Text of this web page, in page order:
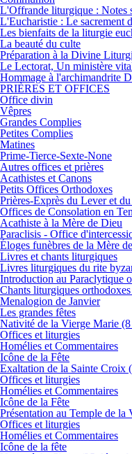
L'Offrande liturgique : Notes
L'Eucharistie : Le sacrement
Les bienfaits de la liturgie
La beauté du culte
Préparation à la Divine
Le Lectorat, Un ministère
Hommage à l'archimandrite
PRIÈRES ET OFFICES
Office divin
Vêpres
Grandes Complies
Petites Complies
Matines
Prime-Tierce-Sexte-None
Autres offices et prières
Acathistes et Canons
Petits Offices Orthodoxes
Prières-Exprès du Lever et
Offices de Consolation en
Acathiste à la Mère de Dieu
Paraclisis - Office
Éloges funèbres de la Mère
Livres et chants liturgiques
Livres liturgiques du rite
Introduction au Paraclytique
Chants liturgiques
Menalogion de Janvier
Les grandes fêtes
Nativité de la Vierge Marie (8
Offices et liturgies
Homélies et Commentaires
Icône de la Fête
Exaltation de la Sainte Croix
Offices et liturgies
Homélies et Commentaires
Icône de la Fête
Présentation au Temple de
Offices et liturgies
Homélies et Commentaires
Icône de la fête